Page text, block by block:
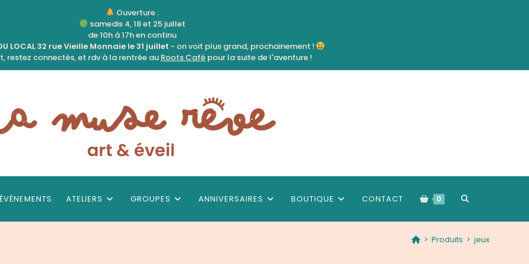
Ouverture :
samedis 4, 18 et 25 juillet
de 10h à 17h en continu
DU LOCAL 32 rue Vieille Monnaie le 31 juillet - on voit plus grand, prochainement !
restez connectés, et rdv à la rentrée au Roots Café pour la suite de l'aventure !
ÉVÉNEMENTS ATELIERS GROUPES ANNIVERSAIRES BOUTIQUE CONTACT 0 TOGGLE
WEBSITE
> Produits > jeux